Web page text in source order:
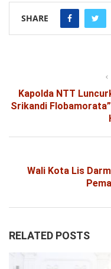
SHARE
Kapolda NTT
Srikandi
Wali Kota Lis
RELATED POSTS